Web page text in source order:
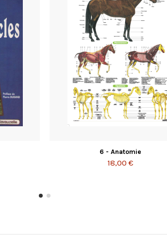
6 - Anatomie
18,00 €